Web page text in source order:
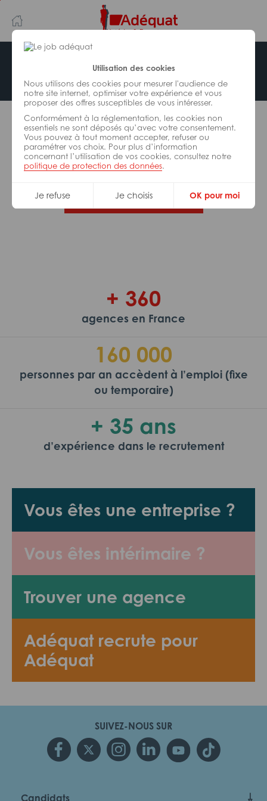
Utilisation des cookies
Nous utilisons des cookies pour mesurer l'audience de
notre site internet, optimiser votre expérience et vous
proposer des offres susceptibles de vous intéresser.
Conformément à la réglementation, les cookies non
essentiels ne sont déposés qu’avec votre consentement.
Vous pouvez à tout moment accepter, refuser ou
paramétrer vos choix. Pour plus d’information
concernant l’utilisation de vos cookies, consultez notre
politique de protection des données.
Je refuse Je choisis OK pour moi
au
contenu
principal
navigation
Offre indisponible
L’offre d’emploi que vous tentez de consulter n’est
plus disponible.
De nombreuses autres missions peuvent vous
correspondre, consultez toutes nos offres.
Trouvez votre job Adéquat !
Vous êtes une entreprise ?
Vous êtes intérimaire ?
Trouver une agence
Adéquat recrute pour
Adéquat
+ 360
agences en France
160 000
personnes par an accèdent à l’emploi (fixe
ou temporaire)
+ 35 ans
d’expérience dans le recrutement
SUIVEZ-NOUS SUR
Candidats